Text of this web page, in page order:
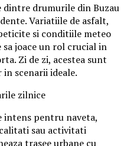
drumurile din Buzau
Variatiile de asfalt,
si conditiile meteo
joace un rol crucial in
Zi de zi, acestea sunt
scenarii ideale.
zilnice
intens pentru naveta,
sau activitati
trasee urbane cu